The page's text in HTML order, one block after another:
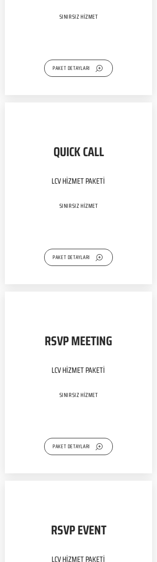
SINIRSIZ HİZMET
PAKET DETAYLARI
QUICK CALL
LCV HİZMET PAKETİ
SINIRSIZ HİZMET
PAKET DETAYLARI
RSVP MEETING
LCV HİZMET PAKETİ
SINIRSIZ HİZMET
PAKET DETAYLARI
RSVP EVENT
LCV HİZMET PAKETİ